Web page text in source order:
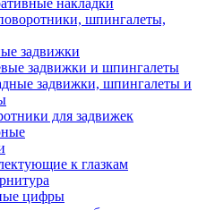
накладки
шпингалеты,
задвижки
задвижки и шпингалеты
задвижки, шпингалеты и
для задвижек
к глазкам
цифры